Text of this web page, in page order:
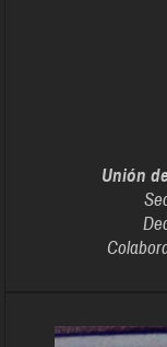
Unión